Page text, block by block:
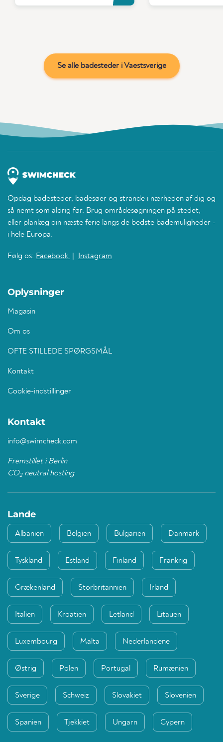
Se alle badesteder i Vaestsverige
Opdag badesteder, badesøer og strande i nærheden af dig og
så nemt som aldrig før. Brug områdesøgningen på stedet,
eller planlæg din næste ferie langs de bedste bademuligheder -
i hele Europa.
Følg os: Facebook Instagram
Oplysninger
Magasin
Om os
OFTE STILLEDE SPØRGSMÅL
Kontakt
Cookie-indstillinger
Kontakt
info@swimcheck.com
Fremstillet i Berlin
CO2neutral hosting
Lande
Albanien Belgien Bulgarien Danmark
Tyskland Estland Finland Frankrig
Grækenland Storbritannien Irland
Italien Kroatien Letland Litauen
Luxembourg Malta Nederlandene
Østrig Polen Portugal Rumænien
Sverige Schweiz Slovakiet Slovenien
Spanien Tjekkiet Ungarn Cypern